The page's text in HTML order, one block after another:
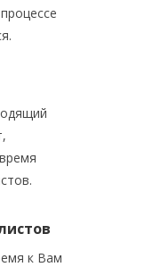
к Вам